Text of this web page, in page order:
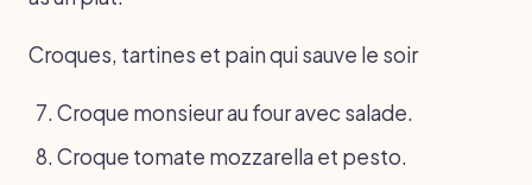
Croques, tartines et pain qui sauve le soir
Croque monsieur au four avec salade.
Croque tomate mozzarella et pesto.